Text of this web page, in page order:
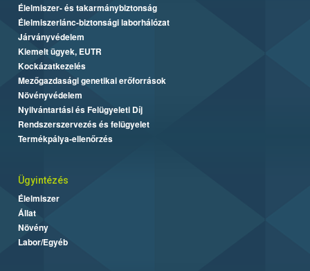
Élelmiszer- és takarmánybiztonság
Élelmiszerlánc-biztonsági laborhálózat
Járványvédelem
Kiemelt ügyek, EUTR
Kockázatkezelés
Mezőgazdasági genetikai erőforrások
Növényvédelem
Nyilvántartási és Felügyeleti Díj
Rendszerszervezés és felügyelet
Termékpálya-ellenőrzés
Ügyintézés
Élelmiszer
Állat
Növény
Labor/Egyéb